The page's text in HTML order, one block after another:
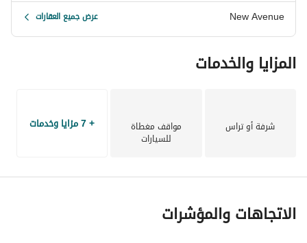
New Avenue عرض جميع العقارات
المزايا والخدمات
شرفة أو تراس مواقف مغطاة
للسيارات
+ 7 مزايا وخدمات
الاتجاهات والمؤشرات